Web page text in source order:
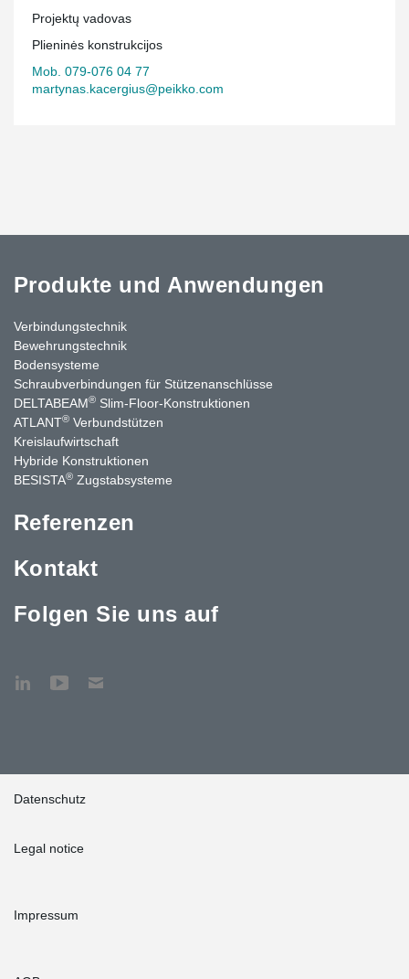
Projektų vadovas
Plieninės konstrukcijos
Mob. 079-076 04 77
martynas.kacergius@peikko.com
Produkte und Anwendungen
Verbindungstechnik
Bewehrungstechnik
Bodensysteme
Schraubverbindungen für Stützen­anschlüsse
DELTABEAM® Slim-Floor-Konstruktionen
ATLANT® Verbundstützen
Kreislaufwirtschaft
Hybride Konstruktionen
BESISTA® Zugstabsysteme
Referenzen
Kontakt
Folgen Sie uns auf
Datenschutz
Legal notice
Impressum